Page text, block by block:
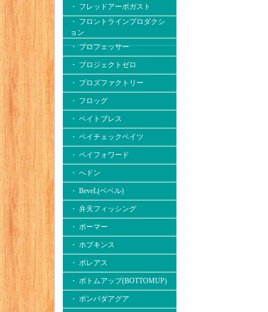
・ フレッドアーボガスト
・ フロントラインプロダクシ
ョン
・ プロフェッサー
・ プロジェクトゼロ
・ プロズファクトリー
・ フロッグ
・ ベイトブレス
・ ペイチェックベイツ
・ ペイフォワード
・ へドン
・ BeveL(ベベル)
・ 弁天フィッシング
・ ボーマー
・ ホプキンス
・ ボレアス
・ ボトムアップ(BOTTOMUP)
・ ボンバダアグア